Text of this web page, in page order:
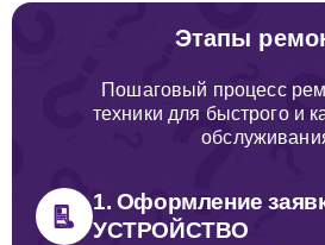
Этапы
Пошаговый процесс
техники для быстрого и
1. Оформление
УСТРОЙСТВО